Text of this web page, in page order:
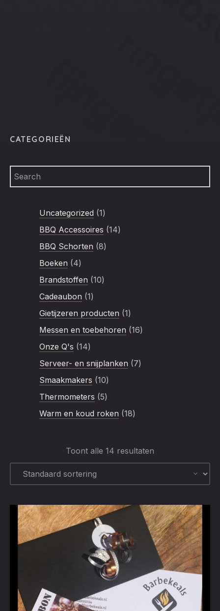
CATEGORIEËN
Uncategorized 11
product
BBQ Accessoires 1414
BBQ Schorten 88
Boeken 44
producten
Brandstoffen 1010
Cadeaubon 11
product
Gietijzeren producten 11
product
Messen en toebehoren 1616
Onze Q's 1414
producten
Serveer- en snijplanken 77
Smaakmakers 1010
producten
Thermometers 55
producten
Warm en koud roken 1818
Toont alle 14 resultaten